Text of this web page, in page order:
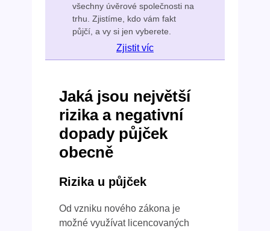
všechny úvěrové společnosti na
trhu. Zjistíme, kdo vám fakt
půjčí, a vy si jen vyberete.
Zjistit víc
Jaká jsou největší
rizika a negativní
dopady půjček
obecně
Rizika u půjček
Od vzniku nového zákona je
možné využívat licencovaných